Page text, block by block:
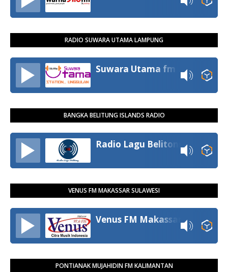
RADIO SUWARA UTAMA LAMPUNG
Suwara Utama fm
BANGKA BELITUNG ISLANDS RADIO
Radio Lagu Belitong
VENUS FM MAKASSAR SULAWESI
Venus FM Makassar
PONTIANAK MUJAHIDIN FM KALIMANTAN